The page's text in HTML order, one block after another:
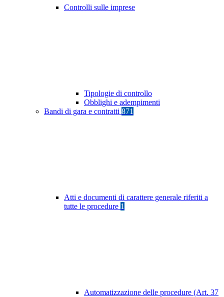
Controlli sulle imprese
Tipologie di controllo
Obblighi e adempimenti
Bandi di gara e contratti 871
Atti e documenti di carattere generale riferiti a
tutte le procedure 1
Automatizzazione delle procedure (Art. 37